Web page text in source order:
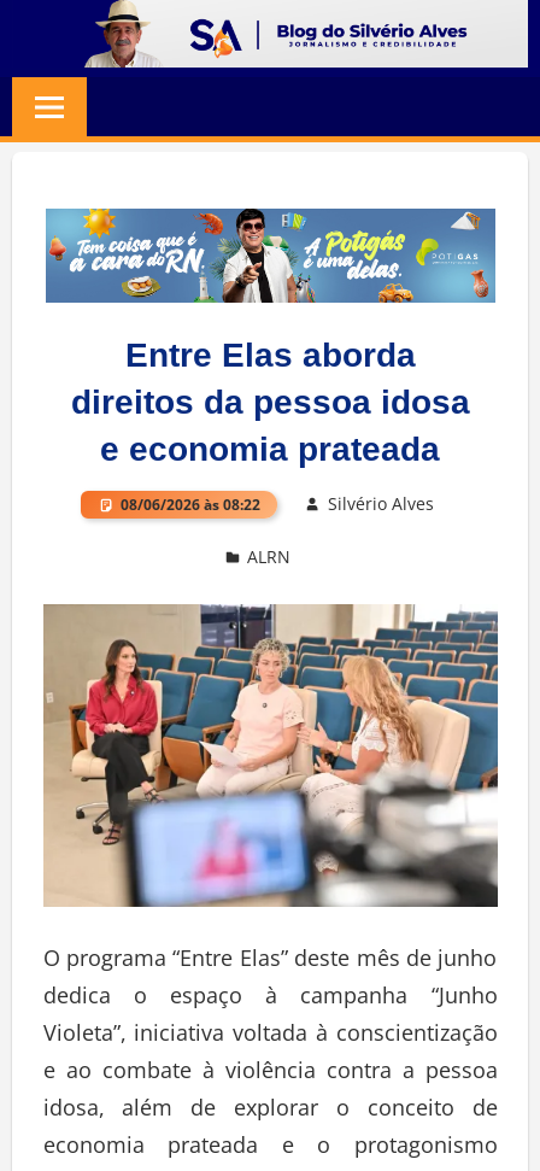
content
SILVERIO
ALVES
Jornalismo
Credibilidade
Entre Elas aborda
direitos da pessoa idosa
e economia prateada
08/06/2026 às 08:22 Silvério Alves
ALRN
O programa “Entre Elas” deste mês de junho
dedica o espaço à campanha “Junho
Violeta”, iniciativa voltada à conscientização
e ao combate à violência contra a pessoa
idosa, além de explorar o conceito de
economia prateada e o protagonismo